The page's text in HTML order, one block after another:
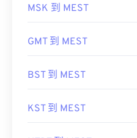
MSK 到 MEST
GMT 到 MEST
BST 到 MEST
KST 到 MEST